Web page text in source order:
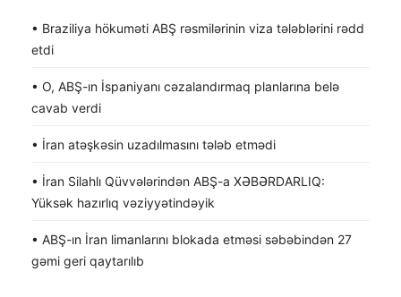
• Braziliya hökuməti ABŞ rəsmilərinin viza tələblərini rədd
etdi
• O, ABŞ-ın İspaniyanı cəzalandırmaq planlarına belə
cavab verdi
• İran atəşkəsin uzadılmasını tələb etmədi
• İran Silahlı Qüvvələrindən ABŞ-a XƏBƏRDARLIQ:
Yüksək hazırlıq vəziyyətindəyik
• ABŞ-ın İran limanlarını blokada etməsi səbəbindən 27
gəmi geri qaytarılıb